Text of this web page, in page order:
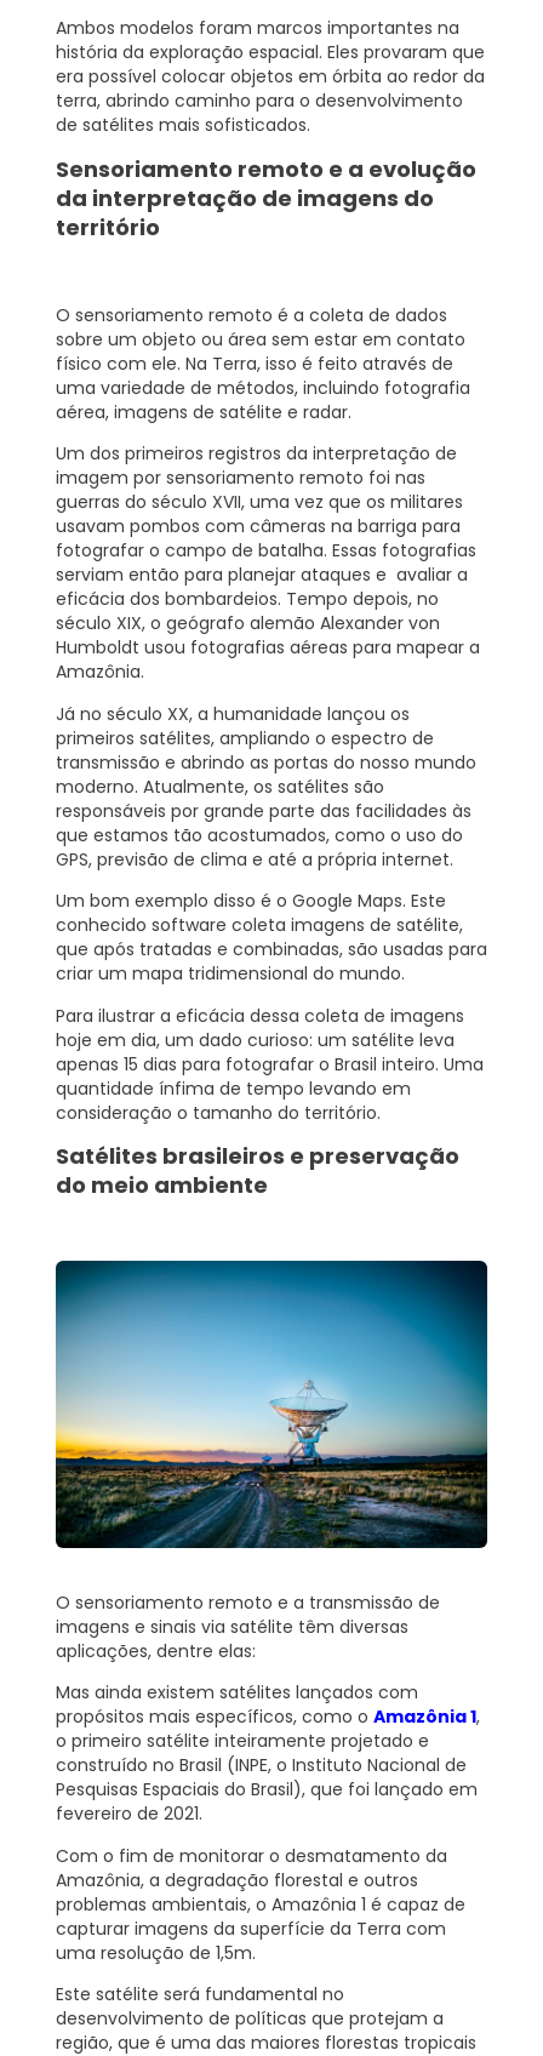
Ambos modelos foram marcos importantes na
história da exploração espacial. Eles provaram que
era possível colocar objetos em órbita ao redor da
terra, abrindo caminho para o desenvolvimento
de satélites mais sofisticados.
Sensoriamento remoto e a evolução
da interpretação de imagens do
território
O sensoriamento remoto é a coleta de dados
sobre um objeto ou área sem estar em contato
físico com ele. Na Terra, isso é feito através de
uma variedade de métodos, incluindo fotografia
aérea, imagens de satélite e radar.
Um dos primeiros registros da interpretação de
imagem por sensoriamento remoto foi nas
guerras do século XVII, uma vez que os militares
usavam pombos com câmeras na barriga para
fotografar o campo de batalha. Essas fotografias
serviam então para planejar ataques e avaliar a
eficácia dos bombardeios. Tempo depois, no
século XIX, o geógrafo alemão Alexander von
Humboldt usou fotografias aéreas para mapear a
Amazônia.
Já no século XX, a humanidade lançou os
primeiros satélites, ampliando o espectro de
transmissão e abrindo as portas do nosso mundo
moderno. Atualmente, os satélites são
responsáveis por grande parte das facilidades às
que estamos tão acostumados, como o uso do
GPS, previsão de clima e até a própria internet.
Um bom exemplo disso é o Google Maps. Este
conhecido software coleta imagens de satélite,
que após tratadas e combinadas, são usadas para
criar um mapa tridimensional do mundo.
Para ilustrar a eficácia dessa coleta de imagens
hoje em dia, um dado curioso: um satélite leva
apenas 15 dias para fotografar o Brasil inteiro. Uma
quantidade ínfima de tempo levando em
consideração o tamanho do território.
Satélites brasileiros e preservação
do meio ambiente
O sensoriamento remoto e a transmissão de
imagens e sinais via satélite têm diversas
aplicações, dentre elas:
Mas ainda existem satélites lançados com
propósitos mais específicos, como o Amazônia 1,
o primeiro satélite inteiramente projetado e
construído no Brasil (INPE, o Instituto Nacional de
Pesquisas Espaciais do Brasil), que foi lançado em
fevereiro de 2021.
Com o fim de monitorar o desmatamento da
Amazônia, a degradação florestal e outros
problemas ambientais, o Amazônia 1 é capaz de
capturar imagens da superfície da Terra com
uma resolução de 1,5m.
Este satélite será fundamental no
desenvolvimento de políticas que protejam a
região, que é uma das maiores florestas tropicais